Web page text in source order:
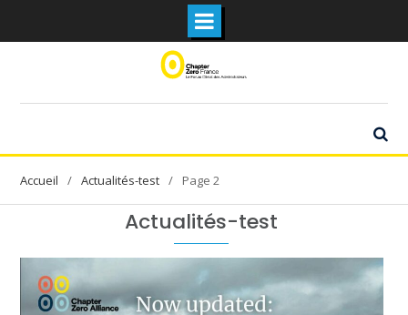
Actualités-test Page 2
Actualités-test